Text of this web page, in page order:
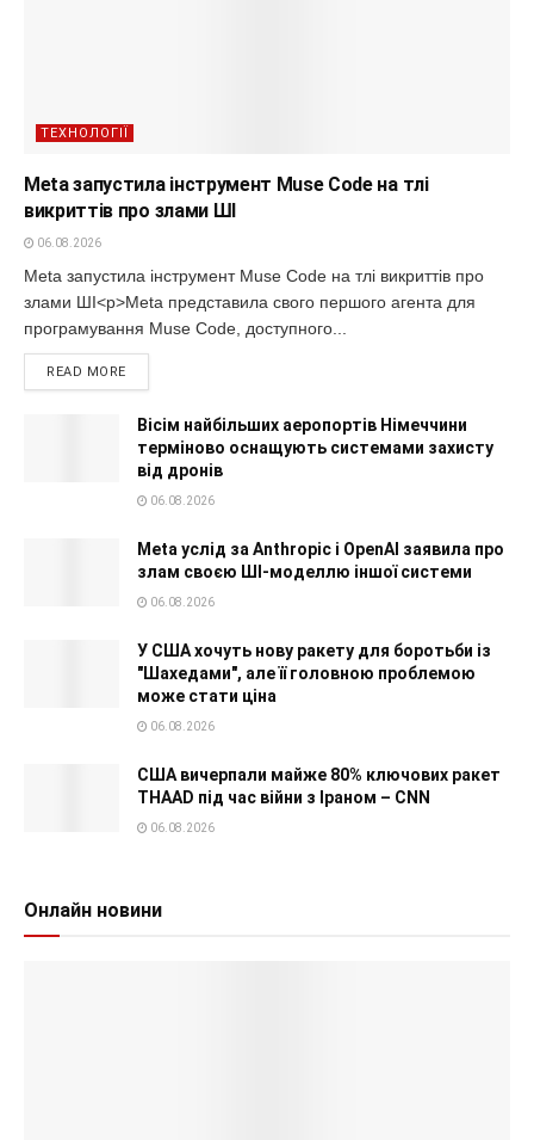
ТЕХНОЛОГІЇ
Meta запустила інструмент Muse Code на тлі
викриттів про злами ШІ
06.08.2026
Meta запустила інструмент Muse Code на тлі викриттів про
злами ШІ<p>Meta представила свого першого агента для
програмування Muse Code, доступного...
READ MORE
Вісім найбільших аеропортів Німеччини
терміново оснащують системами захисту
від дронів
06.08.2026
Meta услід за Anthropic і OpenAI заявила про
злам своєю ШІ-моделлю іншої системи
06.08.2026
У США хочуть нову ракету для боротьби із
"Шахедами", але її головною проблемою
може стати ціна
06.08.2026
США вичерпали майже 80% ключових ракет
THAAD під час війни з Іраном – CNN
06.08.2026
Онлайн новини